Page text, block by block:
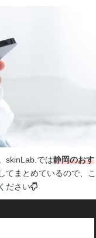
skinLab.では静岡のおす
してまとめているので、こ
ください